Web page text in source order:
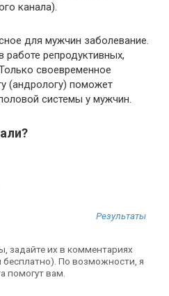
канала).
для мужчин заболевание.
репродуктивных,
своевременное
(андрологу) поможет
системы у мужчин.
Результаты
задайте их в комментариях
По возможности, я
помогут вам.